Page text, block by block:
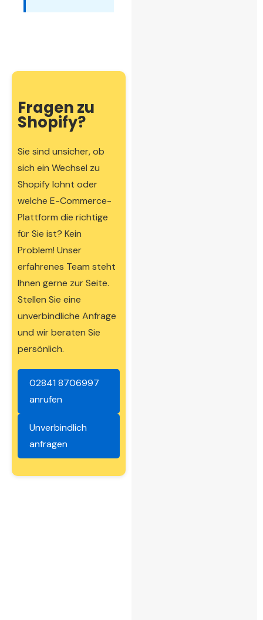
Fragen zu
Shopify?
Sie sind unsicher, ob
sich ein Wechsel zu
Shopify lohnt oder
welche E-Commerce-
Plattform die richtige
für Sie ist? Kein
Problem! Unser
erfahrenes Team steht
Ihnen gerne zur Seite.
Stellen Sie eine
unverbindliche Anfrage
und wir beraten Sie
persönlich.
02841 8706997
anrufen
Unverbindlich
anfragen